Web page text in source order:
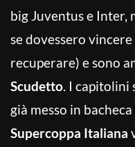
big Juventus e Inter,
se dovessero
recuperare) e sono
Scudetto. I capitolini
già messo in
Supercoppa Italiana